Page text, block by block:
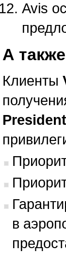
Avis
А
Клиенты
в